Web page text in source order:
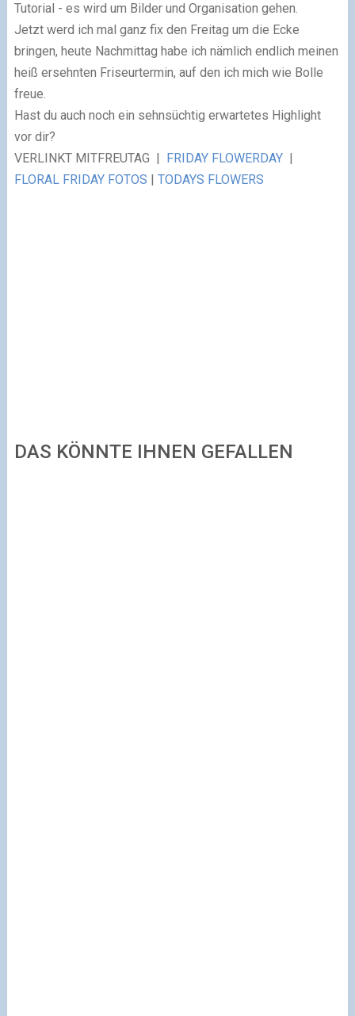
Tutorial - es wird um Bilder und Organisation gehen.
Jetzt werd ich mal ganz fix den Freitag um die Ecke
bringen, heute Nachmittag habe ich nämlich endlich meinen
heiß ersehnten Friseurtermin, auf den ich mich wie Bolle
freue.
Hast du auch noch ein sehnsüchtig erwartetes Highlight
vor dir?
VERLINKT MITFREUTAG | FRIDAY FLOWERDAY|
FLORAL FRIDAY FOTOS
TODAYS FLOWERS
DAS KÖNNTE IHNEN GEFALLEN